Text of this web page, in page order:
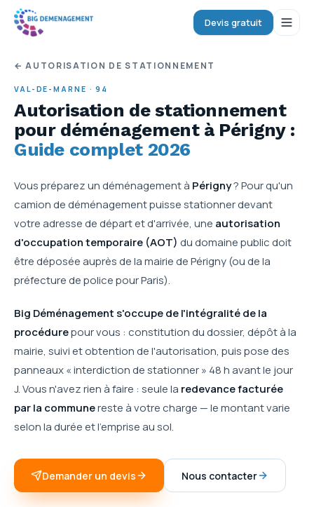
Devis gratuit
← AUTORISATION DE STATIONNEMENT
VAL-DE-MARNE · 94
Autorisation de stationnement
pour déménagement à Périgny:
Guide complet 2026
Vous préparez un déménagement à Périgny? Pour qu'un
camion de déménagement puisse stationner devant
votre adresse de départ et d'arrivée, une autorisation
d'occupation temporaire (AOT) du domaine public doit
être déposée auprès de la mairie dePérigny(ou de la
préfecture de police pour Paris).
Big Déménagement s'occupe de l'intégralité de la
procédurepour vous : constitution du dossier, dépôt à la
mairie, suivi et obtention de l'autorisation, puis pose des
panneaux « interdiction de stationner » 48 h avant le jour
J. Vous n'avez rien à faire : seule la redevance facturée
par la communereste à votre charge — le montant varie
selon la durée et l'emprise au sol.
Demander un devis Nous contacter